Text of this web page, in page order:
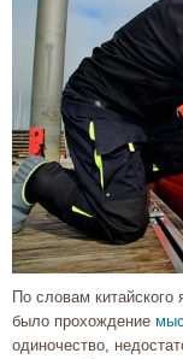
По словам
было прохождение
одиночество,